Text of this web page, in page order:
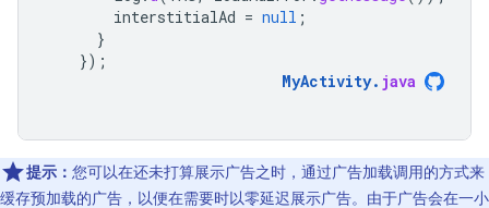
interstitialAd = null ;
}
});
MyActivity. java
提示： 您可以在还未打算展示广告之时，通过广告加载调用的方式来
缓存预加载的广告，以便在需要时以零延迟展示广告。由于广告会在一小